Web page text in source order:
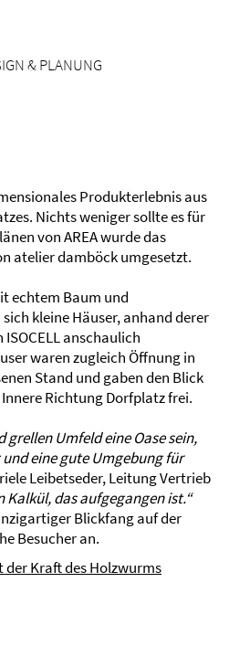
& PLANUNG
Produkterlebnis aus
Nichts weniger sollte es für
von AREA wurde das
atelier damböck umgesetzt.
echtem Baum und
kleine Häuser, anhand derer
anschaulich
waren zugleich Öffnung in
Stand und gaben den Blick
Richtung Dorfplatz frei.
Umfeld eine Oase sein,
eine gute Umgebung für
Leibetseder, Leitung Vertrieb
Kalkül, das aufgegangen ist.“
Blickfang auf der
Besucher an.
der Kraft des Holzwurms